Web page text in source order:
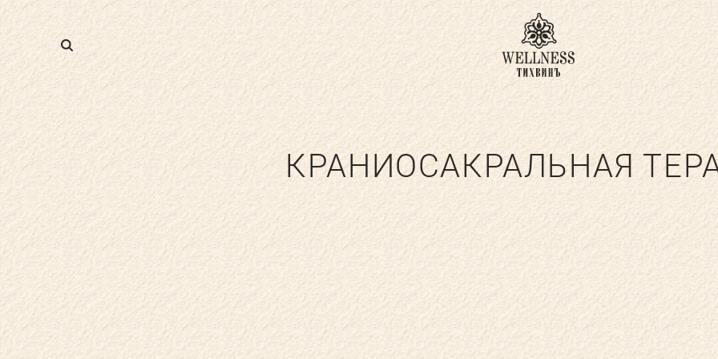
ДЛЯ ВЗРОСЛЫХ ДЛЯ ДЕТЕЙ
ФИТНЕС СПА-УСЛУГИ АКВА-ЗОНА УСЛУГИ
ТЕХНОЛОГИИ И ОБОРУДОВАНИЕ
ДЕТСКИЙ КЛУБ
КРАНИОСАКРАЛЬНАЯ